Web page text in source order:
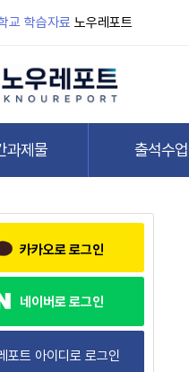
교 학습자료 노우레포트
카카오로 로그인
네이버로 로그인